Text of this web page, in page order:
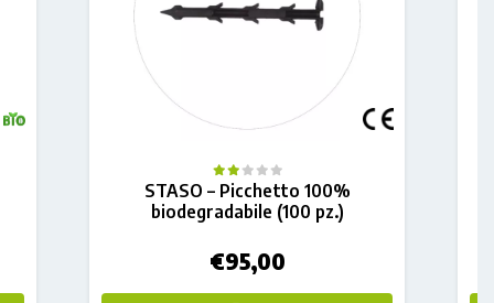
STASO – Picchetto 100%
biodegradabile (100 pz.)
€95,00